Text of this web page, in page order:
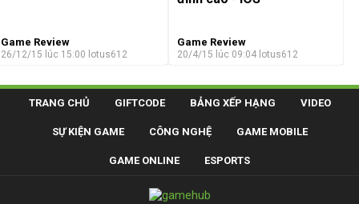
Game Review
26/12/15 lúc 15:00 lotus612
Game Review
20/4/15 lúc 09:04 lotus612
TRANG CHỦ GIFTCODE BẢNG XẾP HẠNG VIDEO
SỰ KIỆN GAME CÔNG NGHỆ GAME MOBILE
GAME ONLINE ESPORTS